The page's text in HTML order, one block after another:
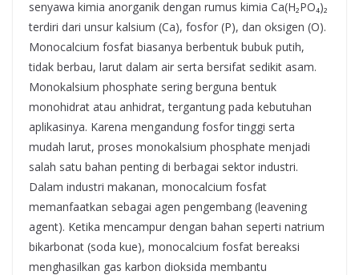
senyawa kimia anorganik dengan rumus kimia Ca(H₂PO₄)₂
terdiri dari unsur kalsium (Ca), fosfor (P), dan oksigen (O).
Monocalcium fosfat biasanya berbentuk bubuk putih,
tidak berbau, larut dalam air serta bersifat sedikit asam.
Monokalsium phosphate sering berguna bentuk
monohidrat atau anhidrat, tergantung pada kebutuhan
aplikasinya. Karena mengandung fosfor tinggi serta
mudah larut, proses monokalsium phosphate menjadi
salah satu bahan penting di berbagai sektor industri.
Dalam industri makanan, monocalcium fosfat
memanfaatkan sebagai agen pengembang (leavening
agent). Ketika mencampur dengan bahan seperti natrium
bikarbonat (soda kue), monocalcium fosfat bereaksi
menghasilkan gas karbon dioksida membantu